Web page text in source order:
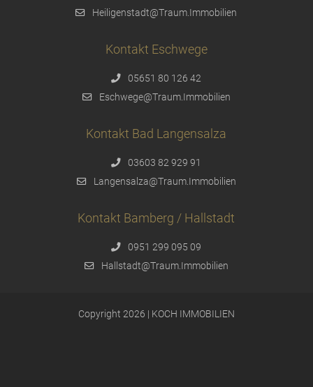
Heiligenstadt@Traum.Immobilien
Kontakt Eschwege
05651 80 126 42
Eschwege@Traum.Immobilien
Kontakt Bad Langensalza
03603 82 929 91
Langensalza@Traum.Immobilien
Kontakt Bamberg / Hallstadt
0951 299 095 09
Hallstadt@Traum.Immobilien
Copyright 2026 | KOCH IMMOBILIEN